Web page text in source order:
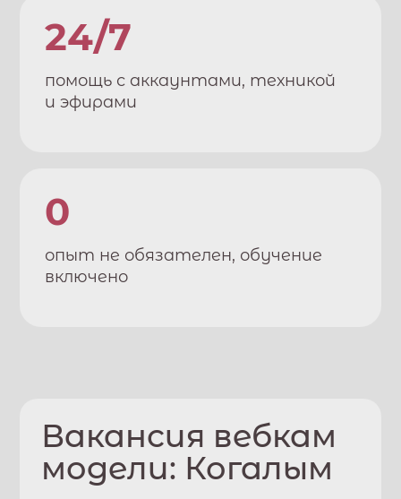
24/7
помощь с аккаунтами, техникой
и эфирами
0
опыт не обязателен, обучение
включено
Вакансия вебкам
модели: Когалым